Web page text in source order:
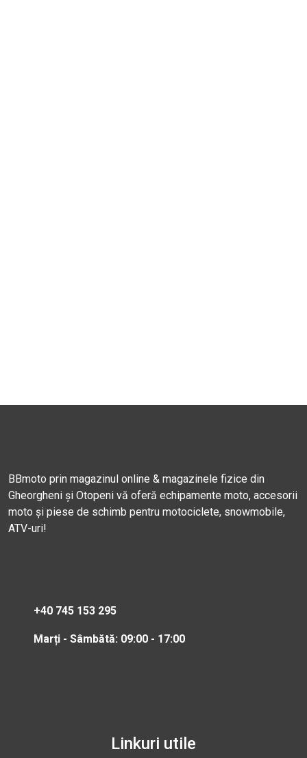
BBmoto prin magazinul online & magazinele fizice din
Gheorgheni și Otopeni vă oferă echipamente moto, accesorii
moto și piese de schimb pentru motociclete, snowmobile,
ATV-uri!
+40 745 153 295
Marți - Sâmbătă: 09:00 - 17:00
Linkuri utile